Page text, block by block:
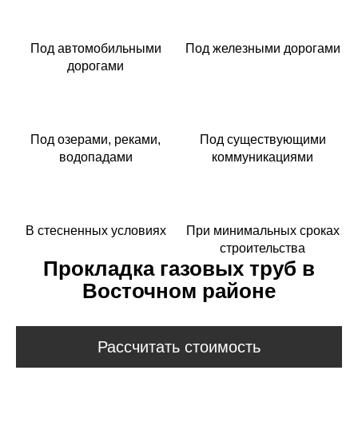
Под автомобильными
дорогами
Под железными дорогами
Под озерами, реками,
водопадами
Под существующими
коммуникациями
В стесненных условиях
При минимальных сроках
строительства
Прокладка газовых труб в
Восточном районе
Рассчитать стоимость